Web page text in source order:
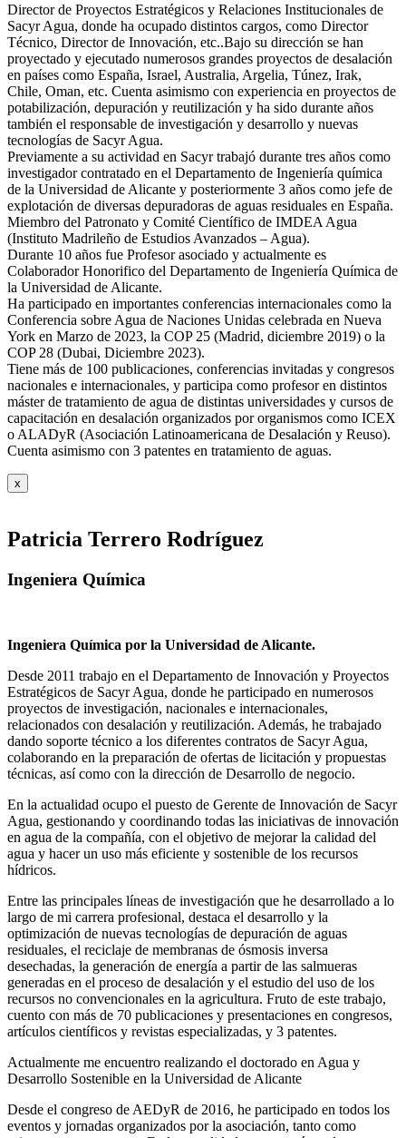
Director de Proyectos Estratégicos y Relaciones Institucionales de
Sacyr Agua, donde ha ocupado distintos cargos, como Director
Técnico, Director de Innovación, etc..Bajo su dirección se han
proyectado y ejecutado numerosos grandes proyectos de desalación
en países como España, Israel, Australia, Argelia, Túnez, Irak,
Chile, Oman, etc. Cuenta asimismo con experiencia en proyectos de
potabilización, depuración y reutilización y ha sido durante años
también el responsable de investigación y desarrollo y nuevas
tecnologías de Sacyr Agua.
Previamente a su actividad en Sacyr trabajó durante tres años como
investigador contratado en el Departamento de Ingeniería química
de la Universidad de Alicante y posteriormente 3 años como jefe de
explotación de diversas depuradoras de aguas residuales en España.
Miembro del Patronato y Comité Científico de IMDEA Agua
(Instituto Madrileño de Estudios Avanzados – Agua).
Durante 10 años fue Profesor asociado y actualmente es
Colaborador Honorifico del Departamento de Ingeniería Química de
la Universidad de Alicante.
Ha participado en importantes conferencias internacionales como la
Conferencia sobre Agua de Naciones Unidas celebrada en Nueva
York en Marzo de 2023, la COP 25 (Madrid, diciembre 2019) o la
COP 28 (Dubai, Diciembre 2023).
Tiene más de 100 publicaciones, conferencias invitadas y congresos
nacionales e internacionales, y participa como profesor en distintos
máster de tratamiento de agua de distintas universidades y cursos de
capacitación en desalación organizados por organismos como ICEX
o ALADyR (Asociación Latinoamericana de Desalación y Reuso).
Cuenta asimismo con 3 patentes en tratamiento de aguas.
x
Patricia Terrero Rodríguez
Ingeniera Química
Ingeniera Química por la Universidad de Alicante.
Desde 2011 trabajo en el Departamento de Innovación y Proyectos
Estratégicos de Sacyr Agua, donde he participado en numerosos
proyectos de investigación, nacionales e internacionales,
relacionados con desalación y reutilización. Además, he trabajado
dando soporte técnico a los diferentes contratos de Sacyr Agua,
colaborando en la preparación de ofertas de licitación y propuestas
técnicas, así como con la dirección de Desarrollo de negocio.
En la actualidad ocupo el puesto de Gerente de Innovación de Sacyr
Agua, gestionando y coordinando todas las iniciativas de innovación
en agua de la compañía, con el objetivo de mejorar la calidad del
agua y hacer un uso más eficiente y sostenible de los recursos
hídricos.
Entre las principales líneas de investigación que he desarrollado a lo
largo de mi carrera profesional, destaca el desarrollo y la
optimización de nuevas tecnologías de depuración de aguas
residuales, el reciclaje de membranas de ósmosis inversa
desechadas, la generación de energía a partir de las salmueras
generadas en el proceso de desalación y el estudio del uso de los
recursos no convencionales en la agricultura. Fruto de este trabajo,
cuento con más de 70 publicaciones y presentaciones en congresos,
artículos científicos y revistas especializadas, y 3 patentes.
Actualmente me encuentro realizando el doctorado en Agua y
Desarrollo Sostenible en la Universidad de Alicante
Desde el congreso de AEDyR de 2016, he participado en todos los
eventos y jornadas organizados por la asociación, tanto como